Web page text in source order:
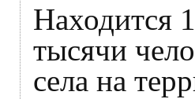
Находится
тысячи
села на